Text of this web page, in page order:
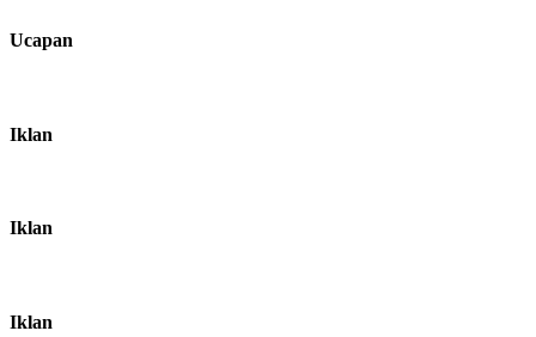
Ucapan
Iklan
Iklan
Iklan